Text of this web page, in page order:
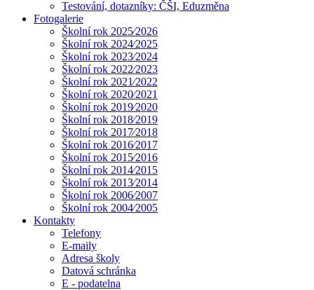
Testování, dotazníky: ČŠI, Eduzměna
Fotogalerie
Školní rok 2025⁄2026
Školní rok 2024⁄2025
Školní rok 2023⁄2024
Školní rok 2022⁄2023
Školní rok 2021⁄2022
Školní rok 2020⁄2021
Školní rok 2019⁄2020
Školní rok 2018⁄2019
Školní rok 2017⁄2018
Školní rok 2016⁄2017
Školní rok 2015⁄2016
Školní rok 2014⁄2015
Školní rok 2013⁄2014
Školní rok 2006⁄2007
Školní rok 2004⁄2005
Kontakty
Telefony
E-maily
Adresa školy
Datová schránka
E - podatelna